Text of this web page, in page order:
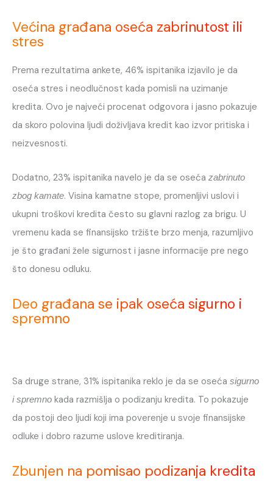
Većina građana oseća zabrinutost ili
stres
Prema rezultatima ankete, 46% ispitanika izjavilo je da
oseća stres i neodlučnost kada pomisli na uzimanje
kredita. Ovo je najveći procenat odgovora i jasno pokazuje
da skoro polovina ljudi doživljava kredit kao izvor pritiska i
neizvesnosti.
Dodatno, 23% ispitanika navelo je da se oseća zabrinuto
zbog kamate. Visina kamatne stope, promenljivi uslovi i
ukupni troškovi kredita često su glavni razlog za brigu. U
vremenu kada se finansijsko tržište brzo menja, razumljivo
je što građani žele sigurnost i jasne informacije pre nego
što donesu odluku.
Deo građana se ipak oseća sigurno i
spremno
Sa druge strane, 31% ispitanika reklo je da se oseća sigurno
i spremno kada razmišlja o podizanju kredita. To pokazuje
da postoji deo ljudi koji ima poverenje u svoje finansijske
odluke i dobro razume uslove kreditiranja.
Zbunjen na pomisao podizanja kredita